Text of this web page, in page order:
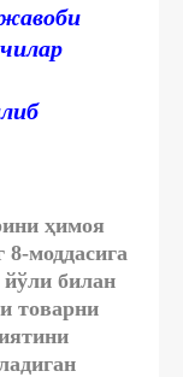
ҳимоя
моддасига
билан
товарни